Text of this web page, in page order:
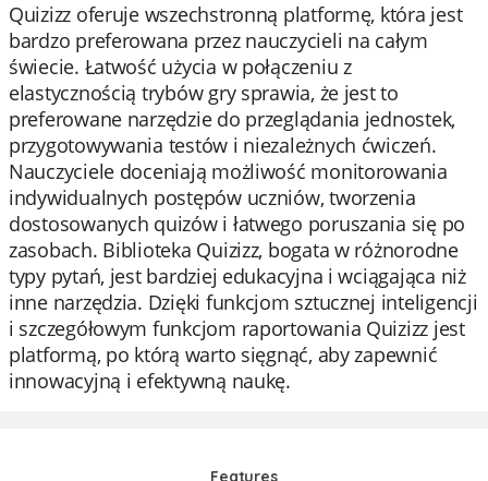
Quizizz oferuje wszechstronną platformę, która jest
bardzo preferowana przez nauczycieli na całym
świecie. Łatwość użycia w połączeniu z
elastycznością trybów gry sprawia, że jest to
preferowane narzędzie do przeglądania jednostek,
przygotowywania testów i niezależnych ćwiczeń.
Nauczyciele doceniają możliwość monitorowania
indywidualnych postępów uczniów, tworzenia
dostosowanych quizów i łatwego poruszania się po
zasobach. Biblioteka Quizizz, bogata w różnorodne
typy pytań, jest bardziej edukacyjna i wciągająca niż
inne narzędzia. Dzięki funkcjom sztucznej inteligencji
i szczegółowym funkcjom raportowania Quizizz jest
platformą, po którą warto sięgnąć, aby zapewnić
innowacyjną i efektywną naukę.
Features